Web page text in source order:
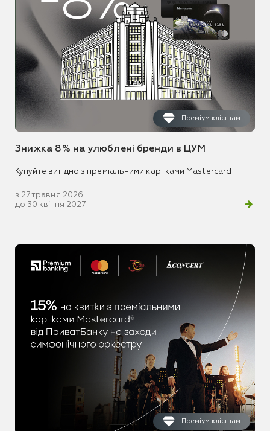
Преміум клієнтам
Знижка 8% на улюблені бренди в ЦУМ
Купуйте вигідно з преміальними картками Mastercard
з 27 травня 2026
до 30 квітня 2027
Преміум клієнтам